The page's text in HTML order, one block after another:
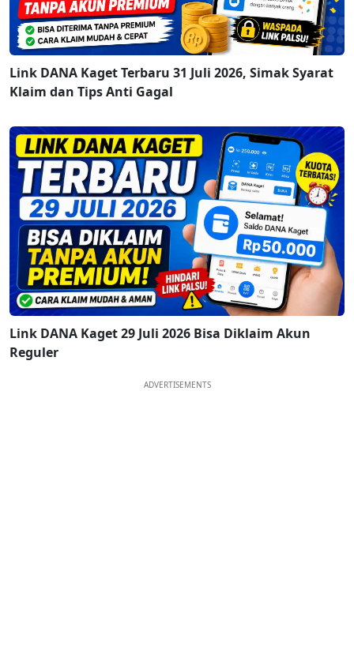
Link DANA Kaget Terbaru 31 Juli 2026, Simak Syarat
Klaim dan Tips Anti Gagal
Link DANA Kaget 29 Juli 2026 Bisa Diklaim Akun
Reguler
ADVERTISEMENTS